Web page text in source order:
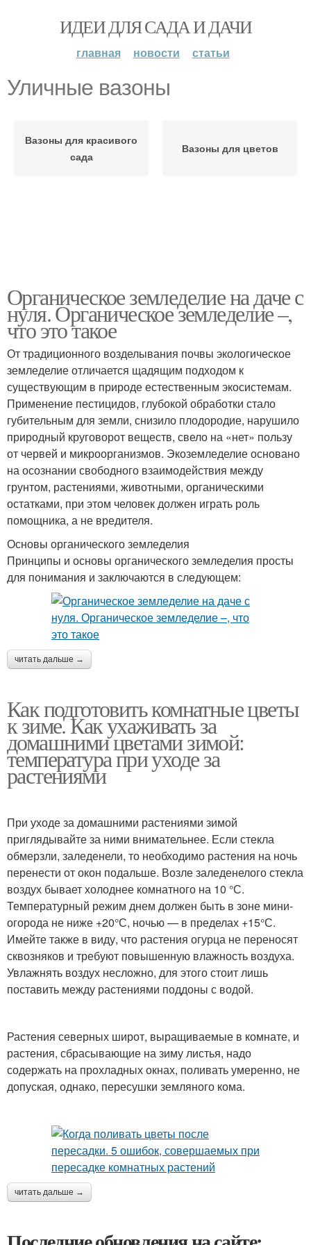
ИДЕИ ДЛЯ САДА И ДАЧИ
главная новости статьи
Уличные вазоны
Вазоны для красивого
сада
Вазоны для цветов
Органическое земледелие на даче с
нуля. Органическое земледелие –,
что это такое
От традиционного возделывания почвы экологическое
земледелие отличается щадящим подходом к
существующим в природе естественным экосистемам.
Применение пестицидов, глубокой обработки стало
губительным для земли, снизило плодородие, нарушило
природный круговорот веществ, свело на «нет» пользу
от червей и микроорганизмов. Экоземледелие основано
на осознании свободного взаимодействия между
грунтом, растениями, животными, органическими
остатками, при этом человек должен играть роль
помощника, а не вредителя.
Основы органического земледелия
Принципы и основы органического земледелия просты
для понимания и заключаются в следующем:
читать дальше →
Как подготовить комнатные цветы
к зиме. Как ухаживать за
домашними цветами зимой:
температура при уходе за
растениями
При уходе за домашними растениями зимой
приглядывайте за ними внимательнее. Если стекла
обмерзли, заледенели, то необходимо растения на ночь
перенести от окон подальше. Возле заледенелого стекла
воздух бывает холоднее комнатного на 10 °С.
Температурный режим днем должен быть в зоне мини-
огорода не ниже +20°С, ночью — в пределах +15°С.
Имейте также в виду, что растения огурца не переносят
сквозняков и требуют повышенную влажность воздуха.
Увлажнять воздух несложно, для этого стоит лишь
поставить между растениями поддоны с водой.
Растения северных широт, выращиваемые в комнате, и
растения, сбрасывающие на зиму листья, надо
содержать на прохладных окнах, поливать умеренно, не
допуская, однако, пересушки земляного кома.
читать дальше →